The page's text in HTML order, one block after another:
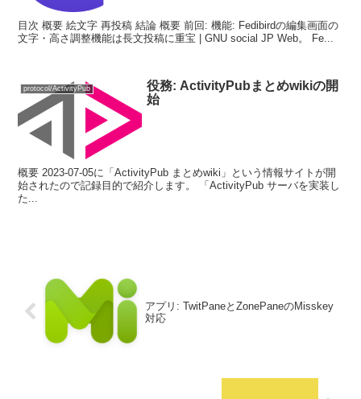
目次 概要 絵文字 再投稿 結論 概要 前回: 機能: Fedibirdの編集画面の
文字・高さ調整機能は長文投稿に重宝 | GNU social JP Web。 Fe...
protocol/ActivityPub
役務: ActivityPubまとめwikiの開
始
概要 2023-07-05に「ActivityPub まとめwiki」という情報サイトが開
始されたので記録目的で紹介します。 「ActivityPub サーバを実装し
た...
アプリ: TwitPaneとZonePaneのMisskey
対応